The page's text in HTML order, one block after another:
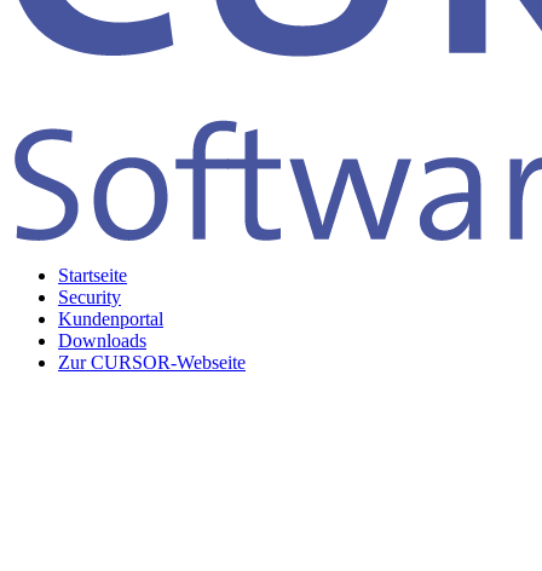
Startseite
Security
Kundenportal
Downloads
Zur CURSOR-Webseite